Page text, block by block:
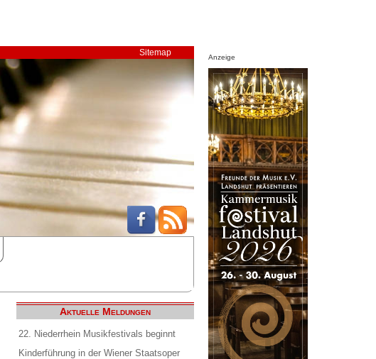
Sitemap
Aktuelle Meldungen
22. Niederrhein Musikfestivals beginnt
Kinderführung in der Wiener Staatsoper
Anzeige